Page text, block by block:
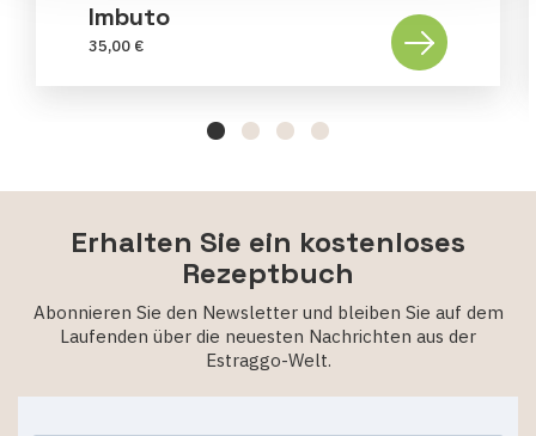
Imbuto
35,00 €
Erhalten Sie ein kostenloses
Rezeptbuch
Abonnieren Sie den Newsletter und bleiben Sie auf dem
Laufenden über die neuesten Nachrichten aus der
Estraggo-Welt.